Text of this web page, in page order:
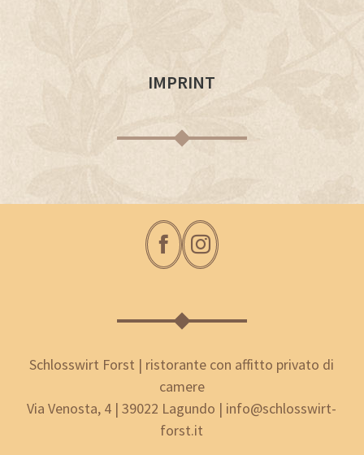
IMPRINT
Schlosswirt Forst | ristorante con affitto privato di
camere
Via Venosta, 4 | 39022 Lagundo | info@schlosswirt-
forst.it